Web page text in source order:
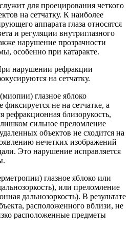
для проецирования четкого
на сетчатку. К наиболее
аппарата глаза относятся
и регуляции внутриглазного
нарушение прозрачности
особенно при катаракте.
нарушении рефракции
на сетчатку.
(миопии) глазное яблоко
фиксируется не на сетчатке, а
рефракционная близорукость,
сильное преломление
объектов не сходится на
нечетких изображений
Это нарушение исправляется
глазное яблоко или
или преломление
дальнозоркость). В результате
расположенного вблизи, не
расположенные предметы